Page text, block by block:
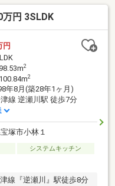
（リビング・洋室・ホ
、キッチン（ガラスト
洗面化粧台新調、浴室
畳表替、襖・障子張
ニター付インターホン交
ウスクリーニング他
円 3SLDK
円
2
2
年8月(築28年1ヶ月)
線 逆瀬川駅 徒歩7分
塚市小林１
システムキッチン
線『逆瀬川』駅徒歩8分